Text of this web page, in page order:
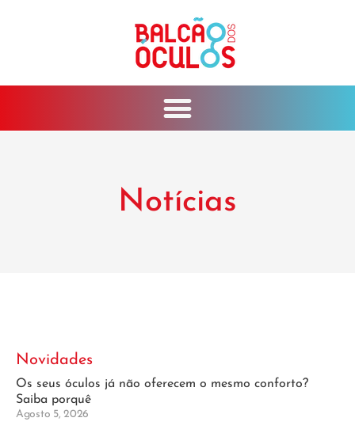
Notícias
Novidades
Os seus óculos já não oferecem o mesmo conforto?
Saiba porquê
Agosto 5, 2026